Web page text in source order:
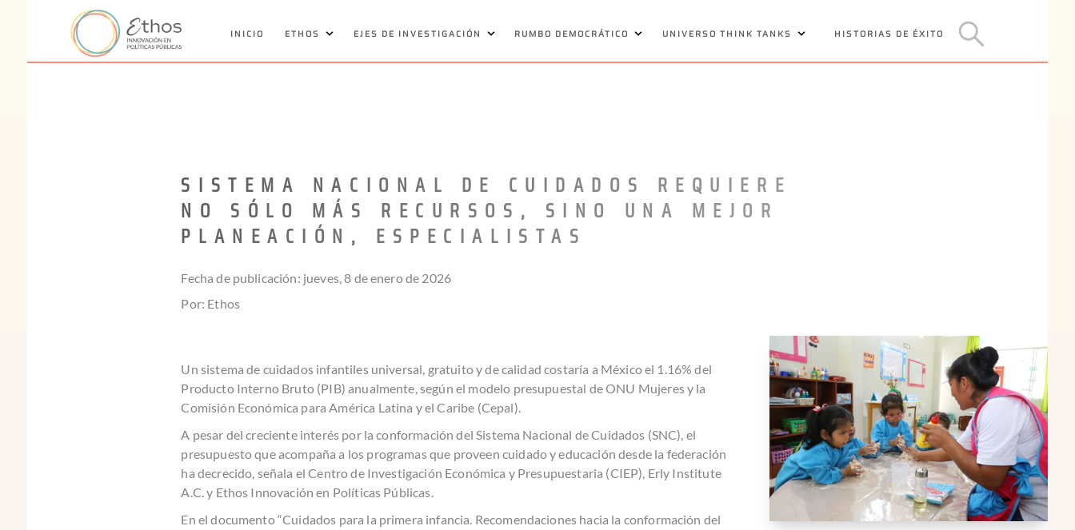
INICIO ETHOS EJES DE INVESTIGACIÓN RUMBO DEMOCRÁTICO UNIVERSO THINK TANKS HISTORIAS DE ÉXITO
SISTEMA NACIONAL DE CUIDADOS REQUIERE
NO SÓLO MÁS RECURSOS, SINO UNA MEJOR
PLANEACIÓN, ESPECIALISTAS
Fecha de publicación: jueves, 8 de enero de 2026
Por: Ethos
Un sistema de cuidados infantiles universal, gratuito y de calidad costaría a México el 1.16% del
Producto Interno Bruto (PIB) anualmente, según el modelo presupuestal de ONU Mujeres y la
Comisión Económica para América Latina y el Caribe (Cepal).
A pesar del creciente interés por la conformación del Sistema Nacional de Cuidados (SNC), el
presupuesto que acompaña a los programas que proveen cuidado y educación desde la federación
ha decrecido, señala el Centro de Investigación Económica y Presupuestaria (CIEP), Erly Institute
A.C. y Ethos Innovación en Políticas Públicas.
En el documento “Cuidados para la primera infancia. Recomendaciones hacia la conformación del